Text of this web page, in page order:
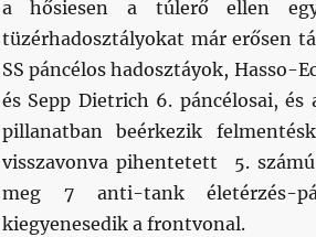
a hősiesen a túlerő ellen
tüzérhadosztályokat már erősen
SS páncélos hadosztáyok, Hasso-
és Sepp Dietrich 6. páncélosai,
pillanatban beérkezik
visszavonva pihentetett 5.
meg 7 anti-tank életérzés-
kiegyenesedik a frontvonal.